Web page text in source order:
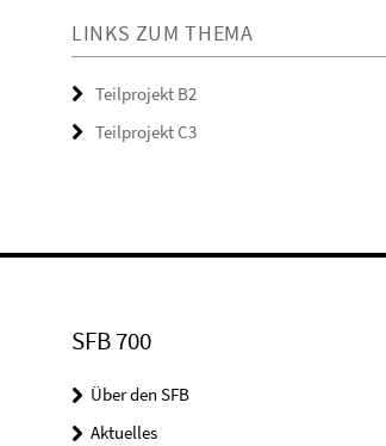
LINKS ZUM THEMA
Teilprojekt B2
Teilprojekt C3
SFB 700
Über den SFB
Aktuelles